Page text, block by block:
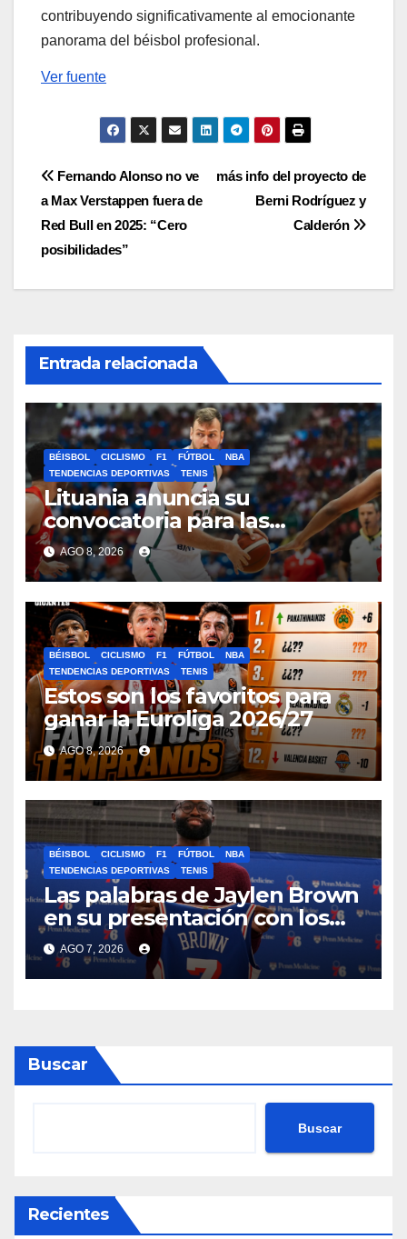
contribuyendo significativamente al emocionante
panorama del béisbol profesional.
Ver fuente
Navegación
de
entradas
más info del proyecto de
Berni Rodríguez y
Calderón
Fernando Alonso no ve
a Max Verstappen fuera de
Red Bull en 2025: “Cero
posibilidades”
Entrada relacionada
BÉISBOL CICLISMO F1 FÚTBOL
NBA
TENDENCIAS DEPORTIVAS
TENIS
Lituania anuncia su
convocatoria para las
ventanas FIBA con una
interminable lista de
ausencias
AGO 8, 2026
BÉISBOL CICLISMO F1 FÚTBOL
NBA
TENDENCIAS DEPORTIVAS
TENIS
Estos son los favoritos para
ganar la Euroliga 2026/27
AGO 8, 2026
BÉISBOL CICLISMO F1 FÚTBOL
NBA
TENDENCIAS DEPORTIVAS
TENIS
Las palabras de Jaylen Brown
en su presentación con los
Philadelphia 76ers
AGO 7, 2026
Buscar
Buscar
Recientes